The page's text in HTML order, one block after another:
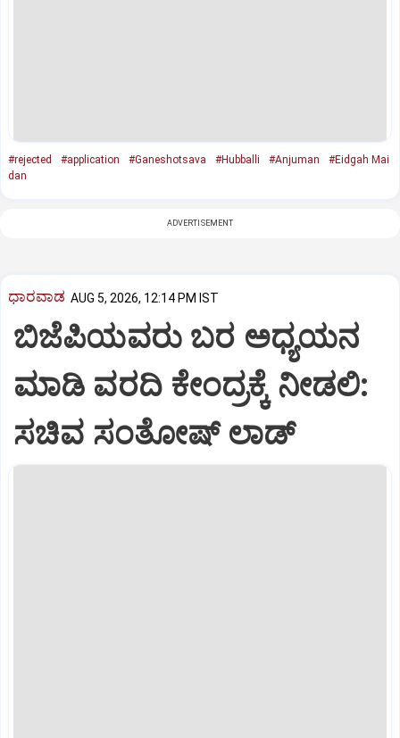
#rejected #application #Ganeshotsava #Hubballi #Anjuman
#Eidgah Mai
dan
ADVERTISEMENT
ಧಾರವಾಡ AUG 5, 2026, 12:14 PM IST
ಬಿಜೆಪಿಯವರು ಬರ ಅಧ್ಯಯನ
ಮಾಡಿ ವರದಿ ಕೇಂದ್ರಕ್ಕೆ ನೀಡಲಿ‌:
ಸಚಿವ ಸಂತೋಷ್ ಲಾಡ್